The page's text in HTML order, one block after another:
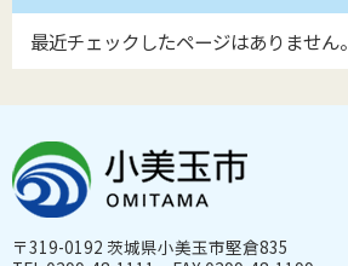
最近チェックしたページはありません。
〒319-0192 茨城県小美玉市堅倉835